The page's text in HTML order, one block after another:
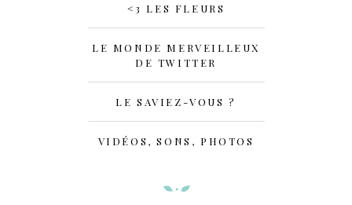
<3 LES FLEURS
LE MONDE MERVEILLEUX
DE TWITTER
LE SAVIEZ-VOUS ?
VIDÉOS, SONS, PHOTOS